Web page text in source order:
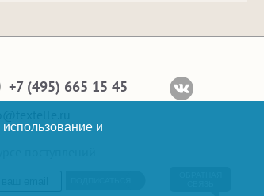
+7 (495) 665 15 45
и